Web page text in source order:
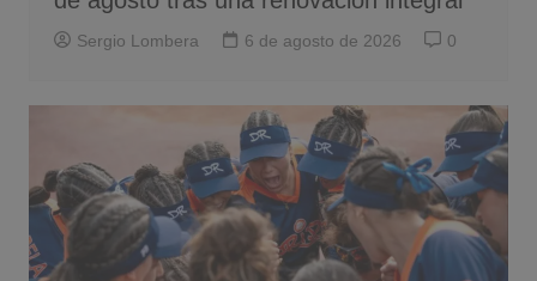
Sergio Lombera 6 de agosto de 2026 0